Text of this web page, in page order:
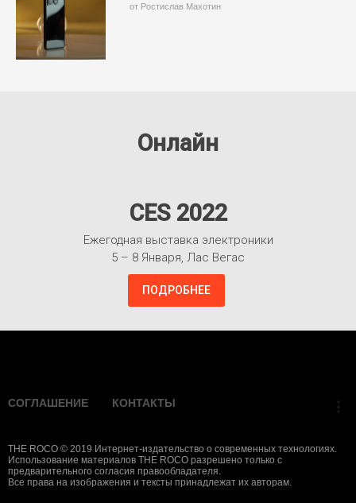
от Ростислав Махотин
Онлайн
CES 2022
Ежегодная выставка электроники
5 – 8 Января, Лас Вегас
ПОДРОБНЕЕ
СОГЛАШЕНИЕ КОНТАКТЫ
THE ROCO © 2019 Интернет-издательство о современных технологиях.
Использование материалов THE ROCO разрешено только с
предварительного согласия правообладателя.
Все права на изображения и тексты принадлежат их авторам.